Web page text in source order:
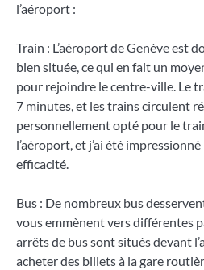
l’aéroport :
Train : L’aéroport de Genève est
bien située, ce qui en fait un
pour rejoindre le centre-ville. Le
7 minutes, et les trains circulent
personnellement opté pour le
l’aéroport, et j’ai été
efficacité.
Bus : De nombreux bus
vous emmènent vers différentes
arrêts de bus sont situés devant
acheter des billets à la gare